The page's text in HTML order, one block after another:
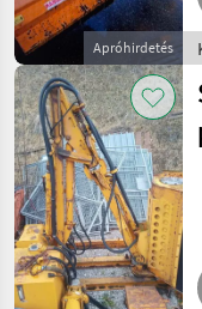
Apróhirdetés